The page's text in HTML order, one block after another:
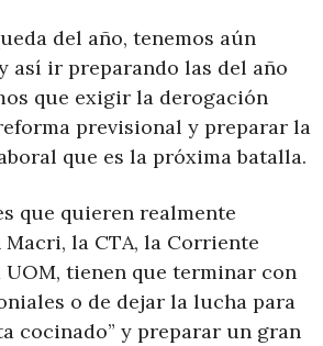
del año, tenemos aún
así ir preparando las del año
que exigir la derogación
previsional y preparar la
que es la próxima batalla.
que quieren realmente
la CTA, la Corriente
UOM, tienen que terminar con
o de dejar la lucha para
cocinado” y preparar un gran